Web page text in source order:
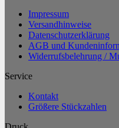
Impressum
Versandhinweise
Datenschutzerklärung
AGB und
Widerrufsbelehrung /
Service
Kontakt
Größere Stückzahlen